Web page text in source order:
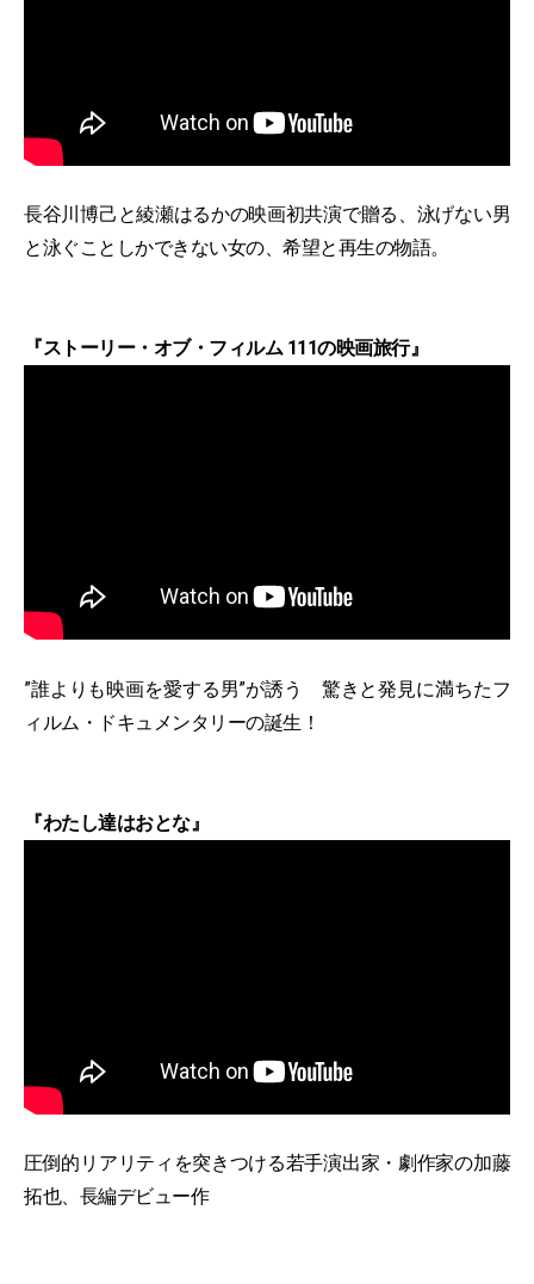
長谷川博己と綾瀬はるかの映画初共演で贈る、泳げない男
と泳ぐことしかできない女の、希望と再生の物語。
『ストーリー・オブ・フィルム 111の映画旅行』
”誰よりも映画を愛する男”が誘う 驚きと発見に満ちたフ
ィルム・ドキュメンタリーの誕生！
『わたし達はおとな』
圧倒的リアリティを突きつける若手演出家・劇作家の加藤
拓也、長編デビュー作